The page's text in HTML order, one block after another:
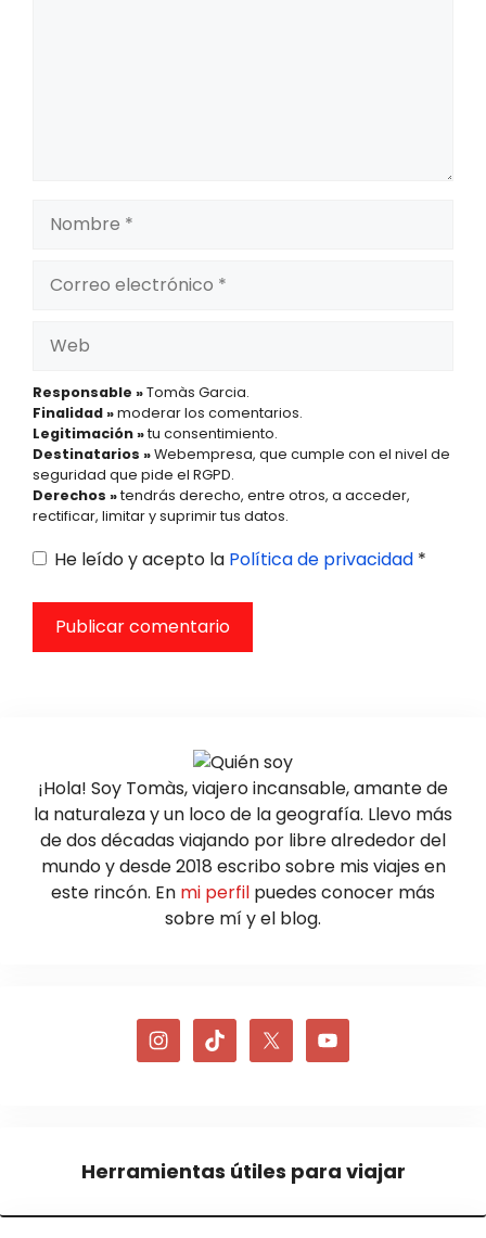
Nombre
electrónico
Responsable »Tomàs Garcia.
Finalidad »moderar los comentarios.
Legitimación »tu consentimiento.
Destinatarios »Webempresa, que cumple con el nivel de
seguridad que pide el RGPD.
Derechos »tendrás derecho, entre otros, a acceder,
rectificar, limitar y suprimir tus datos.
He leído y acepto la Política de privacidad *
¡Hola! Soy Tomàs, viajero incansable, amante de
la naturaleza y un loco de la geografía. Llevo más
de dos décadas viajando por libre alrededor del
mundo y desde 2018 escribo sobre mis viajes en
este rincón. En mi perfil puedes conocer más
sobre mí y el blog.
Herramientas útiles para viajar